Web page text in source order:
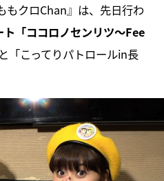
もクロChan』は、先日行わ
「ココロノセンリツ〜Fee
「こってりパトロールin長